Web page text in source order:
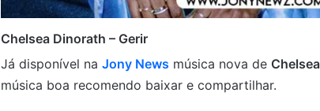
Chelsea Dinorath – Gerir
Já disponível na Jony News música nova de
música boa recomendo baixar e compartilhar.